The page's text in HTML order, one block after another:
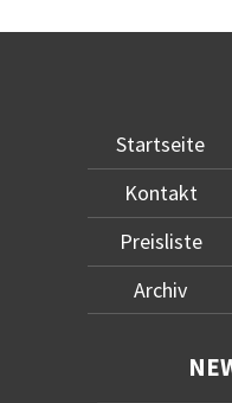
Startseite
Kontakt
Preisliste
Archiv